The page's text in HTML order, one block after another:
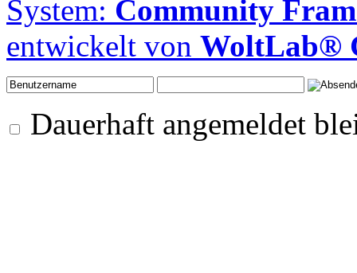
System: Community
entwickelt von WoltLab®
Dauerhaft angemeldet